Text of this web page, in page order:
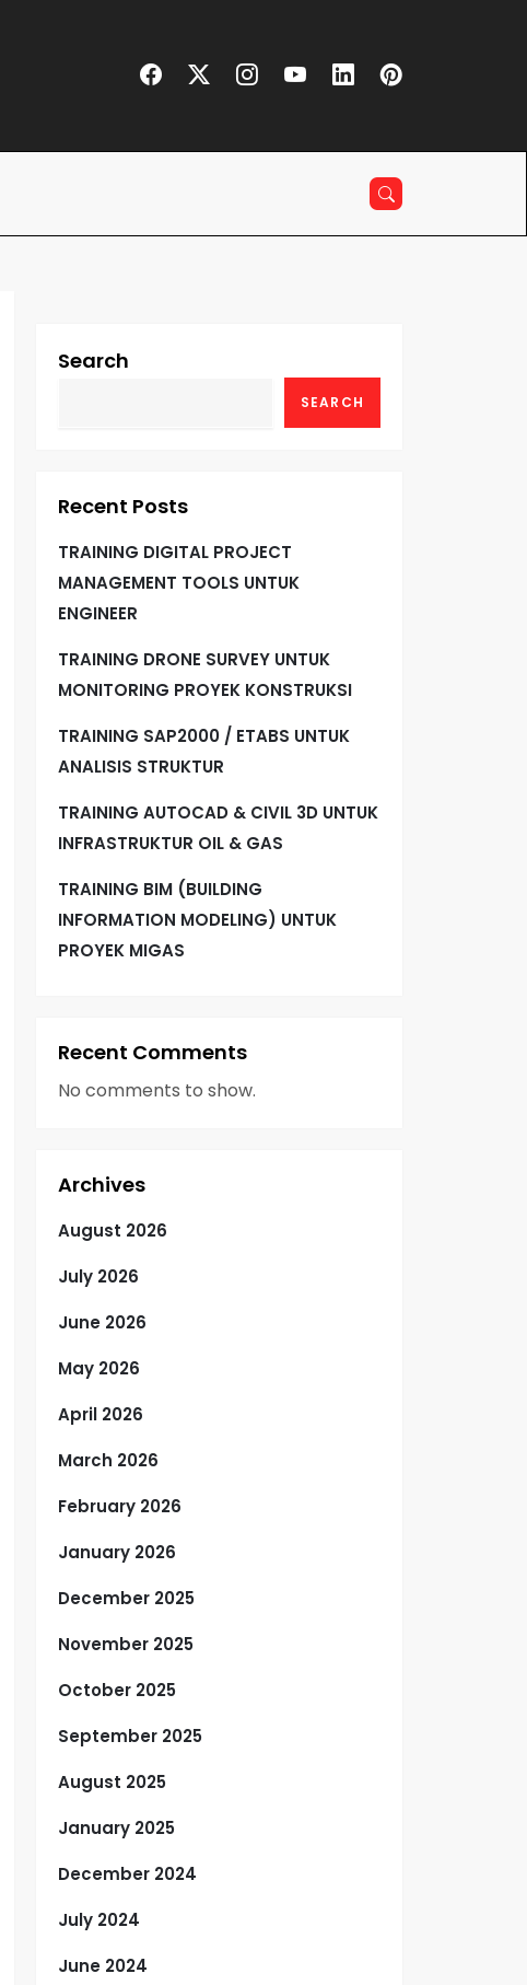
Search
SEARCH
Recent Posts
TRAINING DIGITAL PROJECT
MANAGEMENT TOOLS UNTUK
ENGINEER
TRAINING DRONE SURVEY UNTUK
MONITORING PROYEK KONSTRUKSI
TRAINING SAP2000 / ETABS UNTUK
ANALISIS STRUKTUR
TRAINING AUTOCAD & CIVIL 3D UNTUK
INFRASTRUKTUR OIL & GAS
TRAINING BIM (BUILDING
INFORMATION MODELING) UNTUK
PROYEK MIGAS
Recent Comments
No comments to show.
Archives
August 2026
July 2026
June 2026
May 2026
April 2026
March 2026
February 2026
January 2026
December 2025
November 2025
October 2025
September 2025
August 2025
January 2025
December 2024
July 2024
June 2024